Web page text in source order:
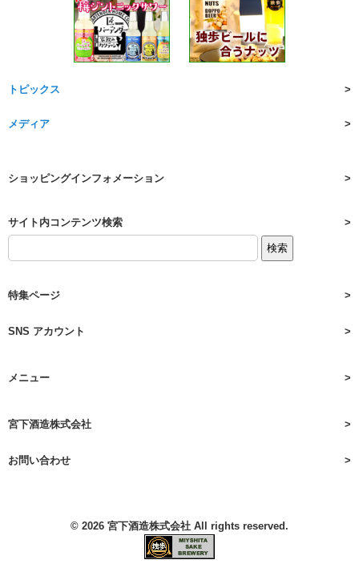
トピックス
メディア
ショッピングインフォメーション
サイト内コンテンツ検索
特集ページ
SNS アカウント
メニュー
宮下酒造株式会社
お問い合わせ
© 2026 宮下酒造株式会社 All rights reserved.